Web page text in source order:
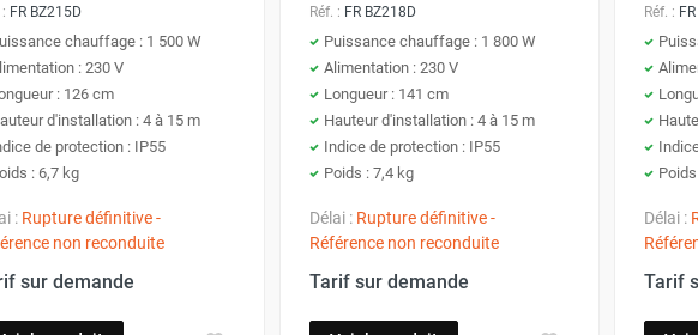
votre chauffage radiant électrique. Il doit être placé à une hauteur
par des meubles ou des rideaux, car cela peut réduire l’efficacité du
un espace de 50cm au dessus et 15cm sur les côtés de l'appareil.
de tous les outils nécessaires : tournevis, perceuse, vis, chevilles et un
travaillerpour éviter tout risque d’électrocution.
FR BZ215D
chauffage : 1 500 W
: 230 V
: 126 cm
d'installation : 4 à 15 m
de protection : IP55
: 6,7 kg
: Rupture définitive -
non reconduite
sur demande
Réf. : FR BZ218D
Puissance chauffage : 1 800 W
Alimentation : 230 V
Longueur : 141 cm
Hauteur d'installation : 4 à 15 m
Indice de protection : IP55
Poids : 7,4 kg
Délai : Rupture définitive -
Référence non reconduite
Tarif sur demande
Réf. :
Délai :
Tarif